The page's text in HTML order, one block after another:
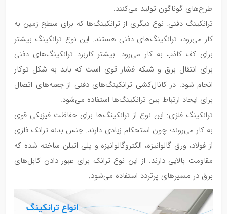
طرح‌های گوناگون تولید می‌کنند.
ترانکینگ دفنی: نوع دیگری از ترانکینگ‌ها که برای سطح زمین به
کار می‌رود، ترانکینگ‌های دفنی هستند. این نوع ترانکینگ بیشتر
برای کف کاذب به کار می‌رود. بیشتر کاربرد ترانکینگ‌های دفنی
برای انتقال برق و شبکه فشار قوی است که باید به شکل توکار
انجام شود. در کانال‌کشی ترانکینگ‌های دفنی از جعبه‌های اتصال
برای ایجاد ارتباط بین ترانکینگ‌ها استفاده می‌شود.
ترانکینگ فلزی: این نوع از ترانکینگ‌ها برای حفاظت فیزیکی قوی
به کار می‌روند؛ چون استحکام زیادی دارند. جنس بدنه‌ ترانک فلزی
از فولاد، ورق گالوانیزه، الکتروگالوانیزه و پلی اتیلن ساخته شده که
مقاومت بالایی دارند. از این نوع ترانک برای عبور دادن کابل‌های
برق در مسیرهای پرتردد استفاده می‌شود.